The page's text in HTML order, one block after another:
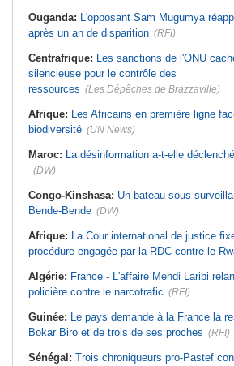
Ouganda: L'opposant Sam Mugumya
après un an de disparition (RFI)
Centrafrique: Les sanctions de l'ONU
silencieuse pour le contrôle des
ressources (Les Dépêches de Brazzaville)
Afrique: Les Africains en première ligne
biodiversité (UN News)
Maroc: La désinformation a-t-elle
(DW)
Congo-Kinshasa: Un bateau sous
Bende-Bende (DW)
Afrique: La Cour international de justice
procédure engagée par la RDC contre le
Algérie: France - L'affaire Mehdi Laribi
policière contre le narcotrafic (RFI)
Guinée: Le pays demande à la France la
Bokar Biro et de trois de ses proches (RFI)
Sénégal: Trois chroniqueurs pro-Pastef